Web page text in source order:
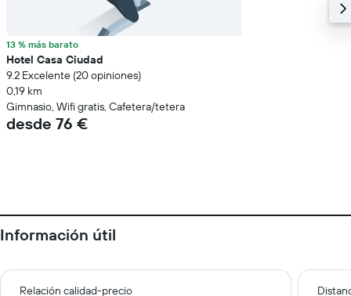
13 % más barato
Hotel Casa Ciudad
9.2 Excelente (20 opiniones)
0,19 km
Gimnasio, Wifi gratis, Cafetera/tetera
desde 76 €
Información útil
Relación calidad-precio